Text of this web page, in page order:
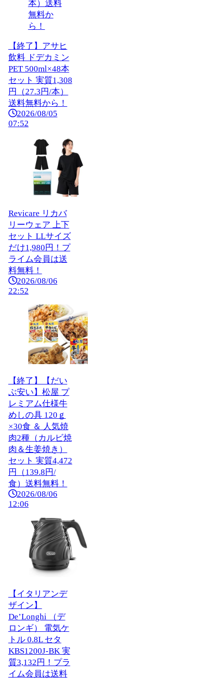
【終了】アサヒ
飲料 ドデカミン
PET 500ml×48本
セット 実質1,308
円（27.3円/本）
送料無料から！
2026/08/05
07:52
Revicare リカバ
リーウェア 上下
セット LLサイズ
だけ1,980円！プ
ライム会員は送
料無料！
2026/08/06
22:52
【終了】【だい
ぶ安い】松屋 プ
レミアム仕様牛
めしの具 120ｇ
×30食 ＆ 人気焼
肉2種（カルビ焼
肉＆生姜焼き）
セット 実質4,472
円（139.8円/
食）送料無料！
2026/08/06
12:06
【イタリアンデ
ザイン】
De’Longhi （デ
ロンギ） 電気ケ
トル 0.8L セタ
KBS1200J-BK 実
質3,132円！プラ
イム会員は送料